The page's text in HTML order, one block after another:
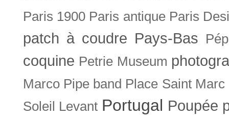
Paris 1900 Paris antique Paris
patch à coudre Pays-Bas
coquine Petrie Museum
Marco Pipe band Place Saint Marc
Soleil Levant Portugal Poupée